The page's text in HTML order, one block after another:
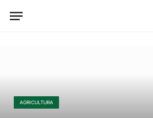
AGRICULTURA